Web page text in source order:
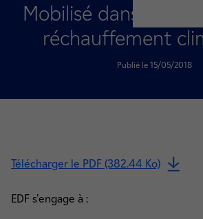
Mobilisé dans la
réchauffement
Publié le 15/05/2018
Télécharger le PDF (382.44 Ko)
EDF s'engage à :